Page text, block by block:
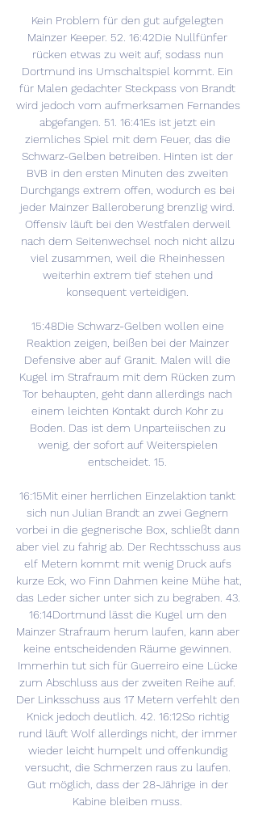
Kein Problem für den gut aufgelegten
Mainzer Keeper. 52. 16:42Die Nullfünfer
rücken etwas zu weit auf, sodass nun
Dortmund ins Umschaltspiel kommt. Ein
für Malen gedachter Steckpass von Brandt
wird jedoch vom aufmerksamen Fernandes
abgefangen. 51. 16:41Es ist jetzt ein
ziemliches Spiel mit dem Feuer, das die
Schwarz-Gelben betreiben. Hinten ist der
BVB in den ersten Minuten des zweiten
Durchgangs extrem offen, wodurch es bei
jeder Mainzer Balleroberung brenzlig wird.
Offensiv läuft bei den Westfalen derweil
nach dem Seitenwechsel noch nicht allzu
viel zusammen, weil die Rheinhessen
weiterhin extrem tief stehen und
konsequent verteidigen.
15:48Die Schwarz-Gelben wollen eine
Reaktion zeigen, beißen bei der Mainzer
Defensive aber auf Granit. Malen will die
Kugel im Strafraum mit dem Rücken zum
Tor behaupten, geht dann allerdings nach
einem leichten Kontakt durch Kohr zu
Boden. Das ist dem Unparteiischen zu
wenig, der sofort auf Weiterspielen
entscheidet. 15.
16:15Mit einer herrlichen Einzelaktion tankt
sich nun Julian Brandt an zwei Gegnern
vorbei in die gegnerische Box, schließt dann
aber viel zu fahrig ab. Der Rechtsschuss aus
elf Metern kommt mit wenig Druck aufs
kurze Eck, wo Finn Dahmen keine Mühe hat,
das Leder sicher unter sich zu begraben. 43.
16:14Dortmund lässt die Kugel um den
Mainzer Strafraum herum laufen, kann aber
keine entscheidenden Räume gewinnen.
Immerhin tut sich für Guerreiro eine Lücke
zum Abschluss aus der zweiten Reihe auf.
Der Linksschuss aus 17 Metern verfehlt den
Knick jedoch deutlich. 42. 16:12So richtig
rund läuft Wolf allerdings nicht, der immer
wieder leicht humpelt und offenkundig
versucht, die Schmerzen raus zu laufen.
Gut möglich, dass der 28-Jährige in der
Kabine bleiben muss.